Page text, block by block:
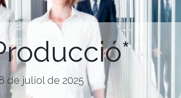
de juliol de 2025